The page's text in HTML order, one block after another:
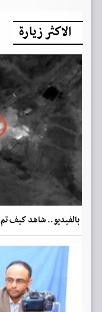
الاكثر زيارة
بالفيديو.. شاهد كيف